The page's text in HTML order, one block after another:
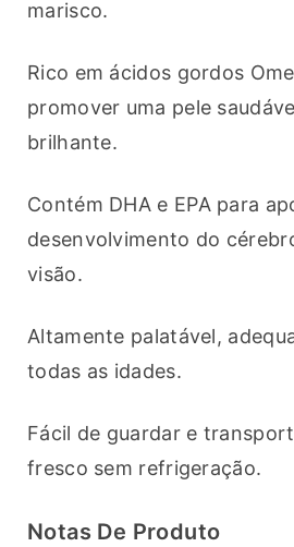
marisco.
Rico em ácidos gordos
promover uma pele
brilhante.
Contém DHA e EPA para
desenvolvimento do
visão.
Altamente palatável,
todas as idades.
Fácil de guardar e
fresco sem refrigeração.
Notas De Produto